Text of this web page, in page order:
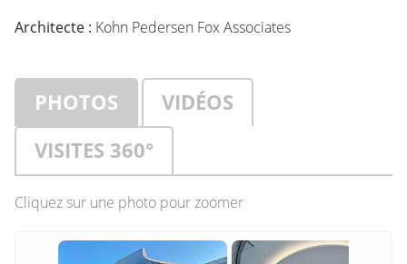
Architecte : Kohn Pedersen Fox Associates
PHOTOS
VIDÉOS
VISITES 360°
Cliquez sur une photo pour zoomer